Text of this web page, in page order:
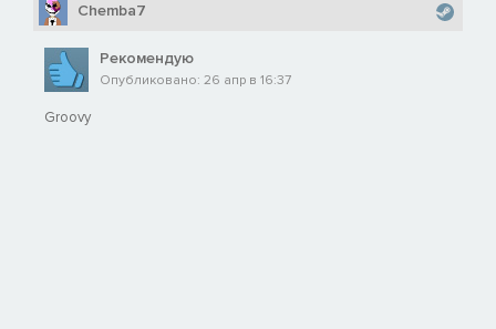
Chemba7
Рекомендую
Опубликовано: 26 апр в 16:37
Groovy